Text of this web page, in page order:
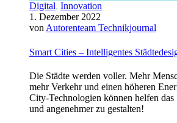
Digital, Innovation
1. Dezember 2022
von Autorenteam Technikjournal
Smart Cities – Intelligentes
Die Städte werden voller. Mehr
mehr Verkehr und einen höheren
City-Technologien können helfen das
und angenehmer zu gestalten!